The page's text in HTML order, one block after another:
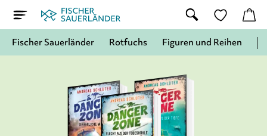
Fischer Sauerländer Rotfuchs Figuren und Reihen